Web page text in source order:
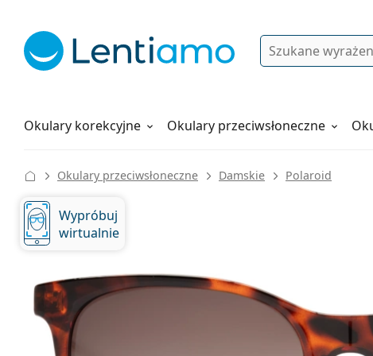
Wyszukiwanie
Płyny do soczewek
Okulary korekcyjne Okulary przeciwsłoneczne
Wszystko o zakupach
Okulary przeciwsłoneczne Damskie Polaroid
Wypróbuj
wirtualnie